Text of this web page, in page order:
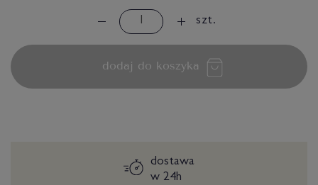
szt.
dodaj do koszyka
dostawa
w 24h